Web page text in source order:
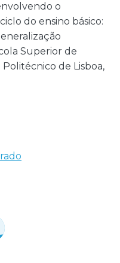
o
do ensino básico:
Superior de
de Lisboa,